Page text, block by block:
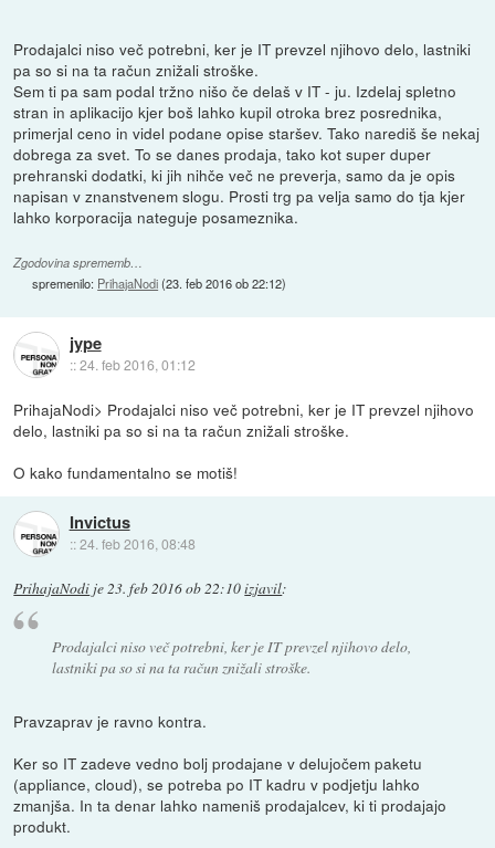
Prodajalci niso več potrebni, ker je IT prevzel njihovo delo, lastniki
pa so si na ta račun znižali stroške.
Sem ti pa sam podal tržno nišo če delaš v IT - ju. Izdelaj spletno
stran in aplikacijo kjer boš lahko kupil otroka brez posrednika,
primerjal ceno in videl podane opise staršev. Tako narediš še nekaj
dobrega za svet. To se danes prodaja, tako kot super duper
prehranski dodatki, ki jih nihče več ne preverja, samo da je opis
napisan v znanstvenem slogu. Prosti trg pa velja samo do tja kjer
lahko korporacija nateguje posameznika.
Zgodovina sprememb…
spremenilo: PrihajaNodi(23. feb 2016 ob 22:12)
jype
::24. feb 2016, 01:12
PrihajaNodi> Prodajalci niso več potrebni, ker je IT prevzel njihovo
delo, lastniki pa so si na ta račun znižali stroške.
O kako fundamentalno se motiš!
Invictus
::24. feb 2016, 08:48
PrihajaNodi je23. feb 2016 ob 22:10izjavil:
Prodajalci niso več potrebni, ker je IT prevzel njihovo delo,
lastniki pa so si na ta račun znižali stroške.
Pravzaprav je ravno kontra.
Ker so IT zadeve vedno bolj prodajane v delujočem paketu
(appliance, cloud), se potreba po IT kadru v podjetju lahko
zmanjša. In ta denar lahko nameniš prodajalcev, ki ti prodajajo
produkt.